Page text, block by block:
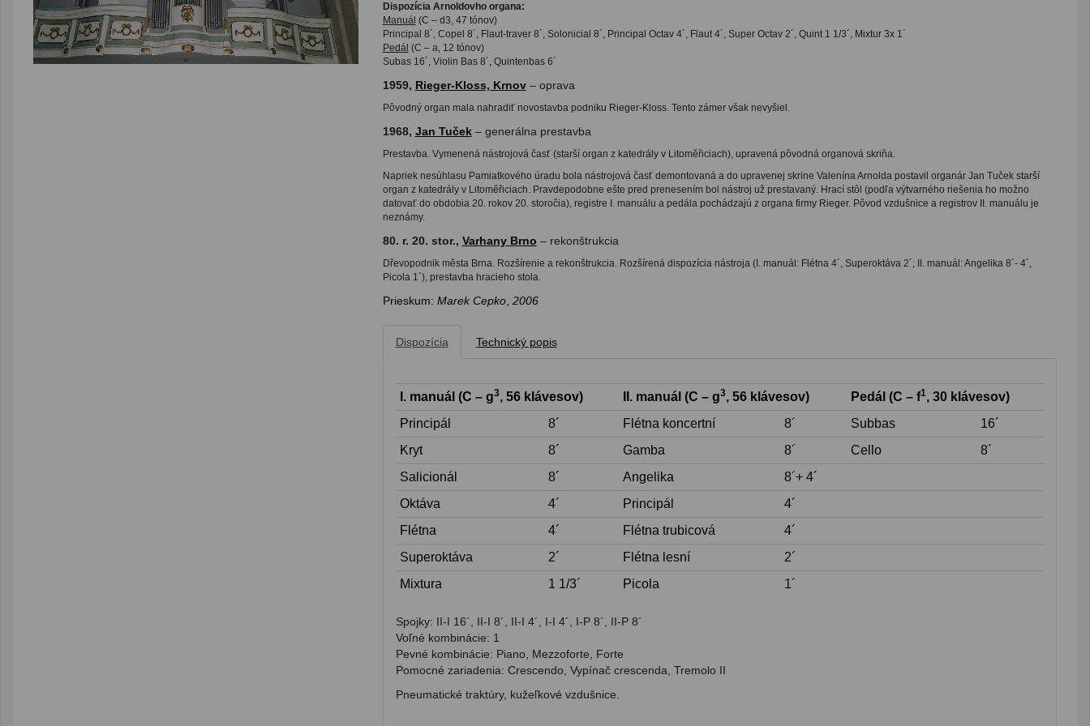
Dispozícia Arnoldovho organa:
Manuál (C – d3, 47 tónov)
Principal 8´, Copel 8´, Flaut-traver 8´, Solonicial 8´, Principal Octav 4´, Flaut 4´, Super Octav 2´, Quint 1 1/3´, Mixtur 3x 1´
Pedál (C – a, 12 tónov)
Subas 16´, Violin Bas 8´, Quintenbas 6´
1959, Rieger-Kloss, Krnov– oprava
Pôvodný organ mala nahradiť novostavba podniku Rieger-Kloss. Tento zámer však nevyšiel.
1968, Jan Tuček– generálna prestavba
Prestavba. Vymenená nástrojová časť (starší organ z katedrály v Litoměřiciach), upravená pôvodná organová skriňa.
Napriek nesúhlasu Pamiatkového úradu bola nástrojová časť demontovaná a do upravenej skrine Valenína Arnolda postavil organár Jan Tuček starší
organ z katedrály v Litoměřiciach. Pravdepodobne ešte pred prenesením bol nástroj už prestavaný. Hrací stôl (podľa výtvarného riešenia ho možno
datovať do obdobia 20. rokov 20. storočia), registre I. manuálu a pedála pochádzajú z organa firmy Rieger. Pôvod vzdušnice a registrov II. manuálu je
neznámy.
80. r. 20. stor., Varhany Brno – rekonštrukcia
Dřevopodnik města Brna. Rozšírenie a rekonštrukcia. Rozšírená dispozícia nástroja (I. manuál: Flétna 4´, Superoktáva 2´; II. manuál: Angelika 8´- 4´,
Picola 1´), prestavba hracieho stola.
Prieskum: Marek Cepko, 2006
Dispozícia Technický popis
I. manuál (C – g3, 56 klávesov) II. manuál (C – g3, 56 klávesov) Pedál (C – f1, 30 klávesov)
Principál
8´ Flétna koncertní 8´ Subbas
16´
Kryt
8´ Gamba 8´ Cello
8´
Salicionál
8´ Angelika
8´+ 4´
Oktáva
4´ Principál
4´
Flétna
4´ Flétna trubicová
4´
Superoktáva
2´ Flétna lesní
2´
Mixtura
1 1/3´ Picola 1´
Spojky: II-I 16´, II-I 8´, II-I 4´, I-I 4´, I-P 8´, II-P 8´
Voľné kombinácie: 1
Pevné kombinácie: Piano, Mezzoforte, Forte
Pomocné zariadenia: Crescendo, Vypínač crescenda, Tremolo II
Pneumatické traktúry, kužeľkové vzdušnice.